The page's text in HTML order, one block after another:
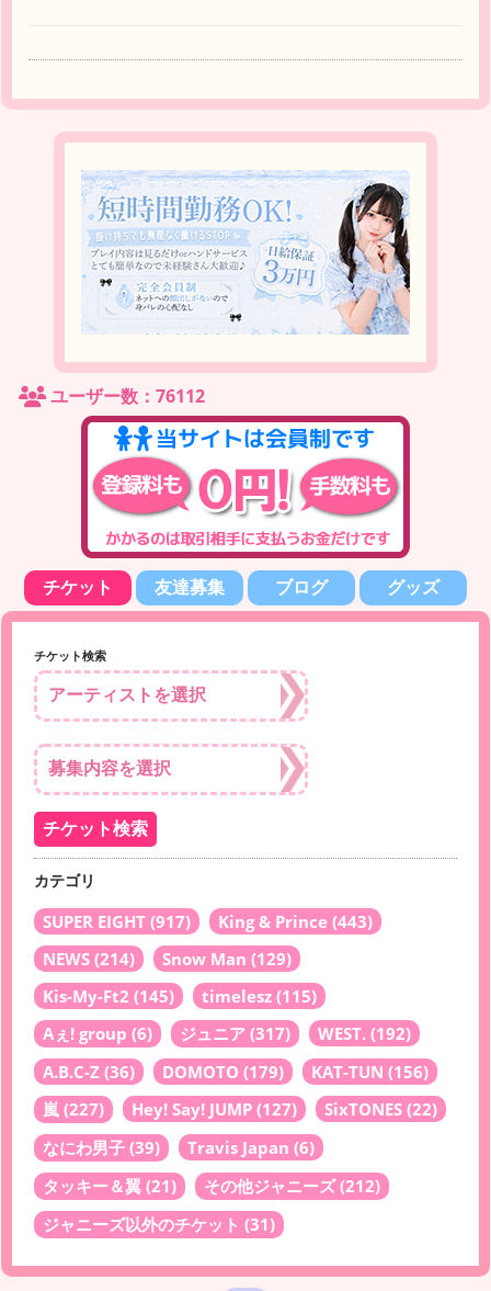
ユーザー数：76112
チケット 友達募集 ブログ グッズ
チケット検索
カテゴリ
SUPER EIGHT (917) King & Prince (443)
NEWS (214) Snow Man (129)
Kis-My-Ft2 (145) timelesz (115)
Aぇ! group (6) ジュニア (317) WEST. (192)
A.B.C-Z (36) DOMOTO (179) KAT-TUN (156)
嵐 (227) Hey! Say! JUMP (127) SixTONES (22)
なにわ男子 (39) Travis Japan (6)
タッキー＆翼 (21) その他ジャニーズ(212)
ジャニーズ以外のチケット (31)